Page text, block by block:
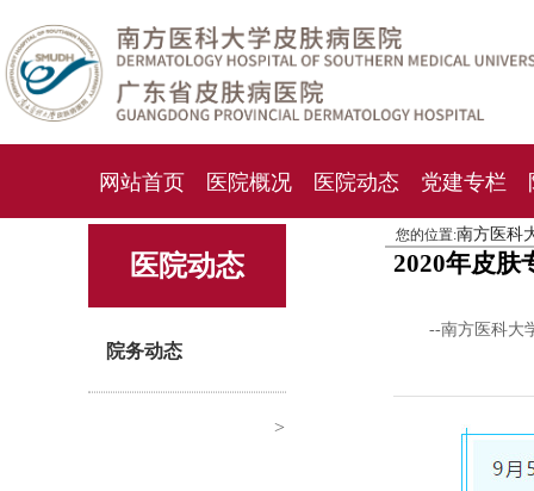
网站首页 医院概况 医院动态 党建专栏
化妆品检测中心 就诊指南 人才
医院动态
院务动态
>
您的位置:南方医科
2020年皮肤
--南方医科大